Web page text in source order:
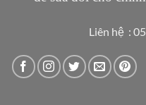
Liên hệ :